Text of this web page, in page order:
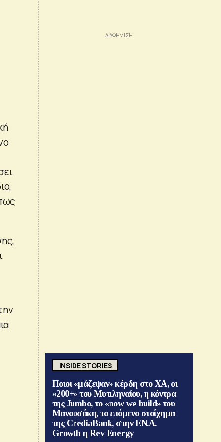
INSIDE STORIES
Ποιοι «μάζεψαν» κέρδη στο ΧΑ, οι
«200+» του Μυτιληναίου, η κόντρα
της Jumbo, το «now we build» του
Μανουσάκη, το επόμενο στοίχημα
της CrediaBank, στην ΕΝ.Α.
Growth η Rev Energy